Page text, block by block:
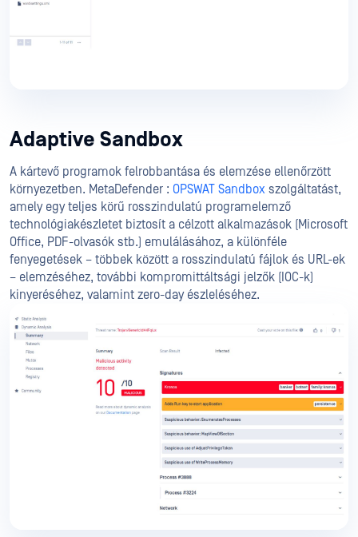
Adaptive Sandbox
A kártevő programok felrobbantása és elemzése ellenőrzött
környezetben. MetaDefender : OPSWAT Sandbox szolgáltatást,
amely egy teljes körű rosszindulatú programelemző
technológiakészletet biztosít a célzott alkalmazások (Microsoft
Office, PDF-olvasók stb.) emulálásához, a különféle
fenyegetések – többek között a rosszindulatú fájlok és URL-ek
– elemzéséhez, további kompromittáltsági jelzők (IOC-k)
kinyeréséhez, valamint zero-day észleléséhez.